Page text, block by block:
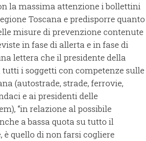
la massima attenzione i bollettini
Toscana e predisporre quanto
misure di prevenzione contenute
in fase di allerta e in fase di
lettera che il presidente della
i soggetti con competenze sulle
(autostrade, strade, ferrovie,
e ai presidenti delle
“in relazione al possibile
a bassa quota su tutto il
è quello di non farsi cogliere